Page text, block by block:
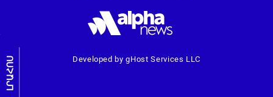
ԼՐԱՀՈՍ Developed by gHost Services LLC